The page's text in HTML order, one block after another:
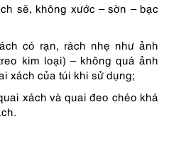
sẽ, không xước – sờn – bạc
có rạn, rách nhẹ như ảnh
kim loại) – không quá ảnh
xách của túi khi sử dụng;
xách và quai đeo chéo khá